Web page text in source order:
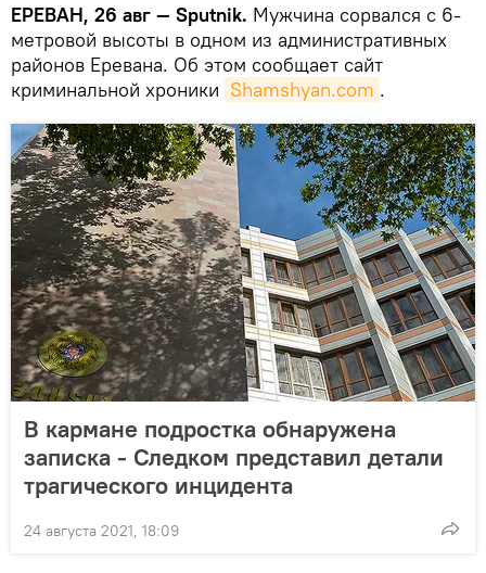
ЕРЕВАН, 26 авг — Sputnik. Мужчина сорвался с 6-
метровой высоты в одном из административных
районов Еревана. Об этом сообщает сайт
криминальной хроники Shamshyan.com .
В кармане подростка обнаружена
записка - Следком представил детали
трагического инцидента
24 августа 2021, 18:09